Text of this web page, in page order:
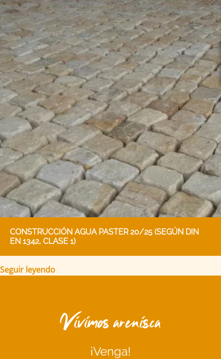
CONSTRUCCIÓN AGUA PASTER 20/25 (SEGÚN DIN
EN 1342, CLASE 1)
Seguir leyendo
Vivimos arenisca
¡Venga!